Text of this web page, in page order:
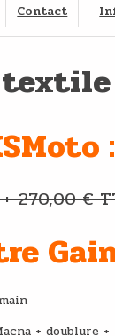
Contact
270,00 €
:
+ doublure